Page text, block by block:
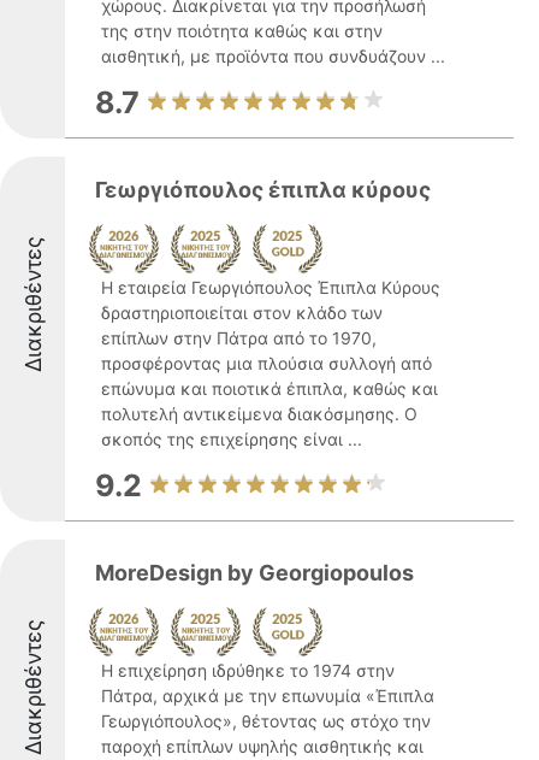
χώρους. Διακρίνεται για την προσήλωσή
της στην ποιότητα καθώς και στην
αισθητική, με προϊόντα που συνδυάζουν ...
8.7
Διακριθέντες
Γεωργιόπουλος έπιπλα κύρους
Η εταιρεία Γεωργιόπουλος Έπιπλα Κύρους
δραστηριοποιείται στον κλάδο των
επίπλων στην Πάτρα από το 1970,
προσφέροντας μια πλούσια συλλογή από
επώνυμα και ποιοτικά έπιπλα, καθώς και
πολυτελή αντικείμενα διακόσμησης. Ο
σκοπός της επιχείρησης είναι ...
9.2
Διακριθέντες
MoreDesign by Georgiopoulos
Η επιχείρηση ιδρύθηκε το 1974 στην
Πάτρα, αρχικά με την επωνυμία «Έπιπλα
Γεωργιόπουλος», θέτοντας ως στόχο την
παροχή επίπλων υψηλής αισθητικής και